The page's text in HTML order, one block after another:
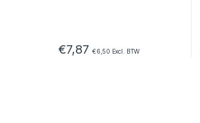
€7,87 €6,50 Excl. BTW